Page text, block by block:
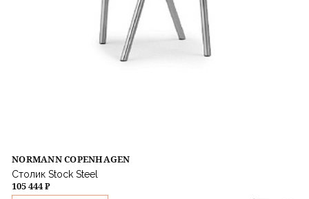
NORMANN COPENHAGEN
Столик Stock Steel
105 444 ₽